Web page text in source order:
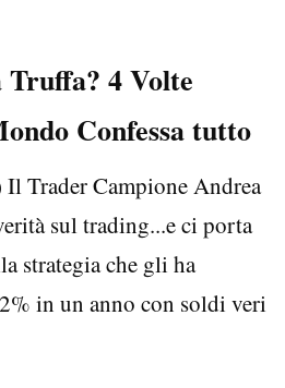
4 Volte
Confessa tutto
Trader Campione Andrea
sul trading...e ci porta
strategia che gli ha
in un anno con soldi veri